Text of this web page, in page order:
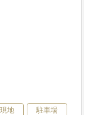
地 駐車場